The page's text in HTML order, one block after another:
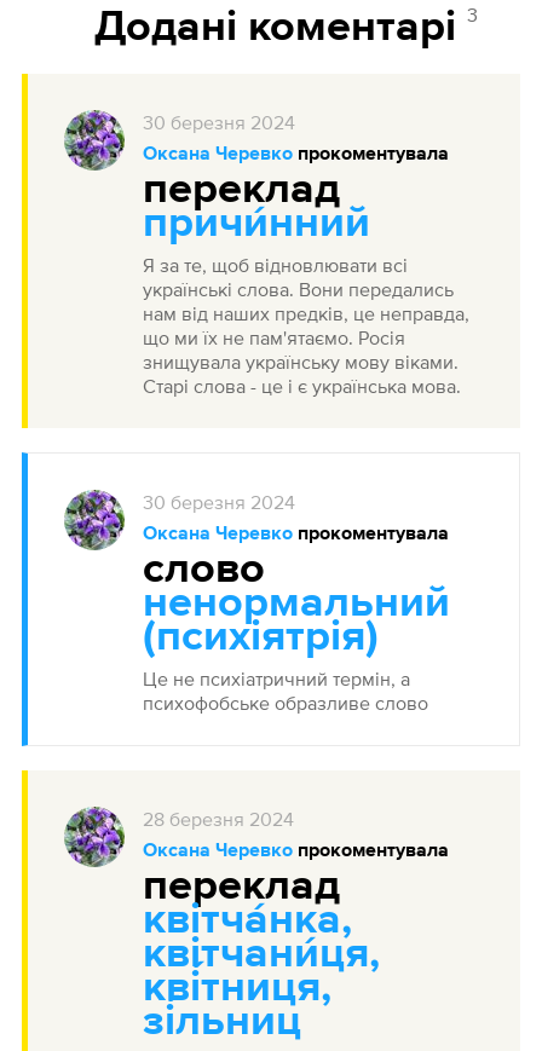
Додані коментарі 3
30 березня 2024
Оксана Черевкопрокоментувала
переклад
причи́нний
Я за те, щоб відновлювати всі
українські слова. Вони передались
нам від наших предків, це неправда,
що ми їх не пам'ятаємо. Росія
знищувала українську мову віками.
Старі слова - це і є українська мова.
30 березня 2024
Оксана Черевкопрокоментувала
cлово
ненормальний
(психіятрія)
Це не психіатричний термін, а
психофобське образливе слово
28 березня 2024
Оксана Черевкопрокоментувала
переклад
квітча́нка,
квітчани́ця,
кві́тниця,
зі́льниц